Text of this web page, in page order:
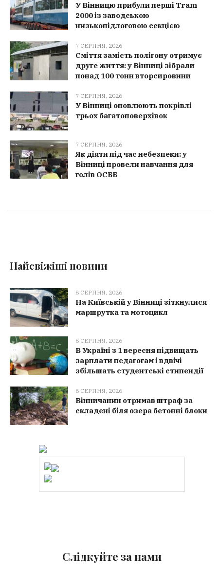
У Вінницю прибули перші Tram
2000 із заводською
низькопідлоговою секцією
7 СЕРПНЯ, 2026
Сміття замість полігону отримує
друге життя: у Вінниці зібрали
понад 100 тонн вторсировини
7 СЕРПНЯ, 2026
У Вінниці оновлюють покрівлі
трьох багатоповерхівок
7 СЕРПНЯ, 2026
Як діяти під час небезпеки: у
Вінниці провели навчання для
голів ОСББ
Найсвіжіші новини
8 СЕРПНЯ, 2026
На Київській у Вінниці зіткнулися
маршрутка та мотоцикл
8 СЕРПНЯ, 2026
В Україні з 1 вересня підвищать
зарплати педагогам і вдвічі
збільшать студентські стипендії
8 СЕРПНЯ, 2026
Вінничанин отримав штраф за
складені біля озера бетонні блоки
Слідкуйте за нами